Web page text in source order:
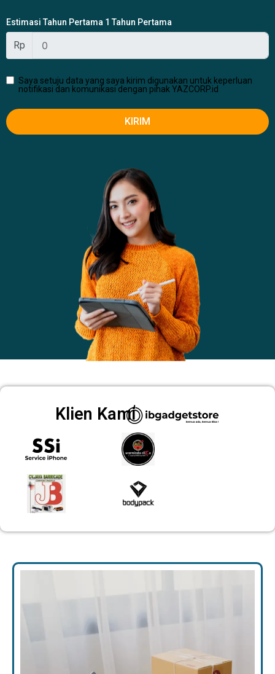
Estimasi Tahun Pertama 1 Tahun Pertama
Rp
Saya setuju data yang saya kirim digunakan untuk keperluan
notifikasi dan komunikasi dengan pihak YAZCORP.id
KIRIM
Klien Kami